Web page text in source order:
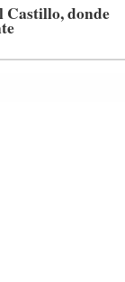
Castillo, donde